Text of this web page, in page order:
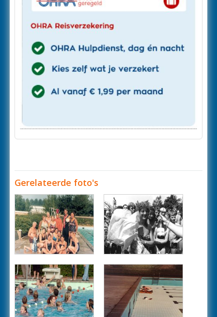
Gerelateerde foto's